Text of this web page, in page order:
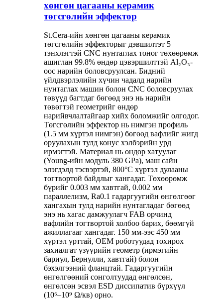
хөнгөн цагааны керамик
төгсгөлийн эффектор
St.Cera-ийн хөнгөн цагааны керамик
төгсгөлийн эффекторыг дэвшилтэт 5
тэнхлэгтэй CNC нунтаглах тоног төхөөрөмж
ашиглан 99.8% өндөр цэвэршилттэй Al₂O₃-
оос нарийн боловсруулсан. Бидний
үйлдвэрлэлийн хүчин чадалд нарийн
нунтаглах машин болон CNC боловсруулах
төвүүд багтдаг бөгөөд энэ нь нарийн
төвөгтэй геометрийг өндөр
нарийвчлалтайгаар хийх боломжийг олгодог.
Төгсгөлийн эффектор нь нимгэн профиль
(1.5 мм хүртэл нимгэн) бөгөөд вафлийг жигд
оруулахын тулд конус хэлбэрийн урд
ирмэгтэй. Материал нь өндөр хатуулаг
(Young-ийн модуль 380 GPa), маш сайн
элэгдэлд тэсвэртэй, 800°C хүртэл дулааны
тогтвортой байдлыг хангадаг. Төхөөрөмж
бүрийг 0.003 мм хавтгай, 0.002 мм
параллелизм, Ra0.1 гадаргуугийн өнгөлгөөг
хангахын тулд нарийн нунтагладаг бөгөөд
энэ нь хагас дамжуулагч FAB орчинд
вафлийн тогтвортой холбоо барих, бөөмгүй
ажиллагааг хангадаг. 150 мм-ээс 450 мм
хүртэл урттай, OEM роботуудад тохирох
захиалгат үзүүрийн геометр (ирмэгийн
бариул, Бернулли, хавтгай) болон
бэхэлгээний фланцтай. Гадаргуугийн
өнгөлгөөний сонголтуудад өнгөлсөн,
өнгөлсөн эсвэл ESD диссипатив бүрхүүл
(10⁶–10⁹ Ω/кв) орно.